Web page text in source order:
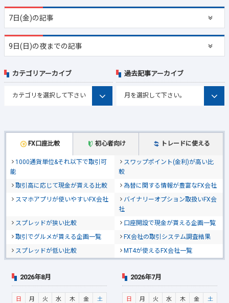
7日(金)の記事
9日(日)の夜までの記事
FX口座比較 初心者向け トレードに使える
1000通貨単位&それ以下で取引可
能
スワップポイント(金利)が高い比
較
取引高に応じて現金が貰える比較
為替に関する情報が豊富なFX会社
スマホアプリが使いやすいFX会社
バイナリーオプション取扱いFX会
社
スプレッドが狭い比較
口座開設で現金が貰える企画一覧
取引でグルメが貰える企画一覧
FX会社の取引システム調査結果
スプレッドが低い比較
MT4が使えるFX会社一覧
カテゴリアーカイブ 過去記事アーカイブ
2026年8月
日 月 火 水 木 金
土
2026年7月
日 月 火 水 木 金
土